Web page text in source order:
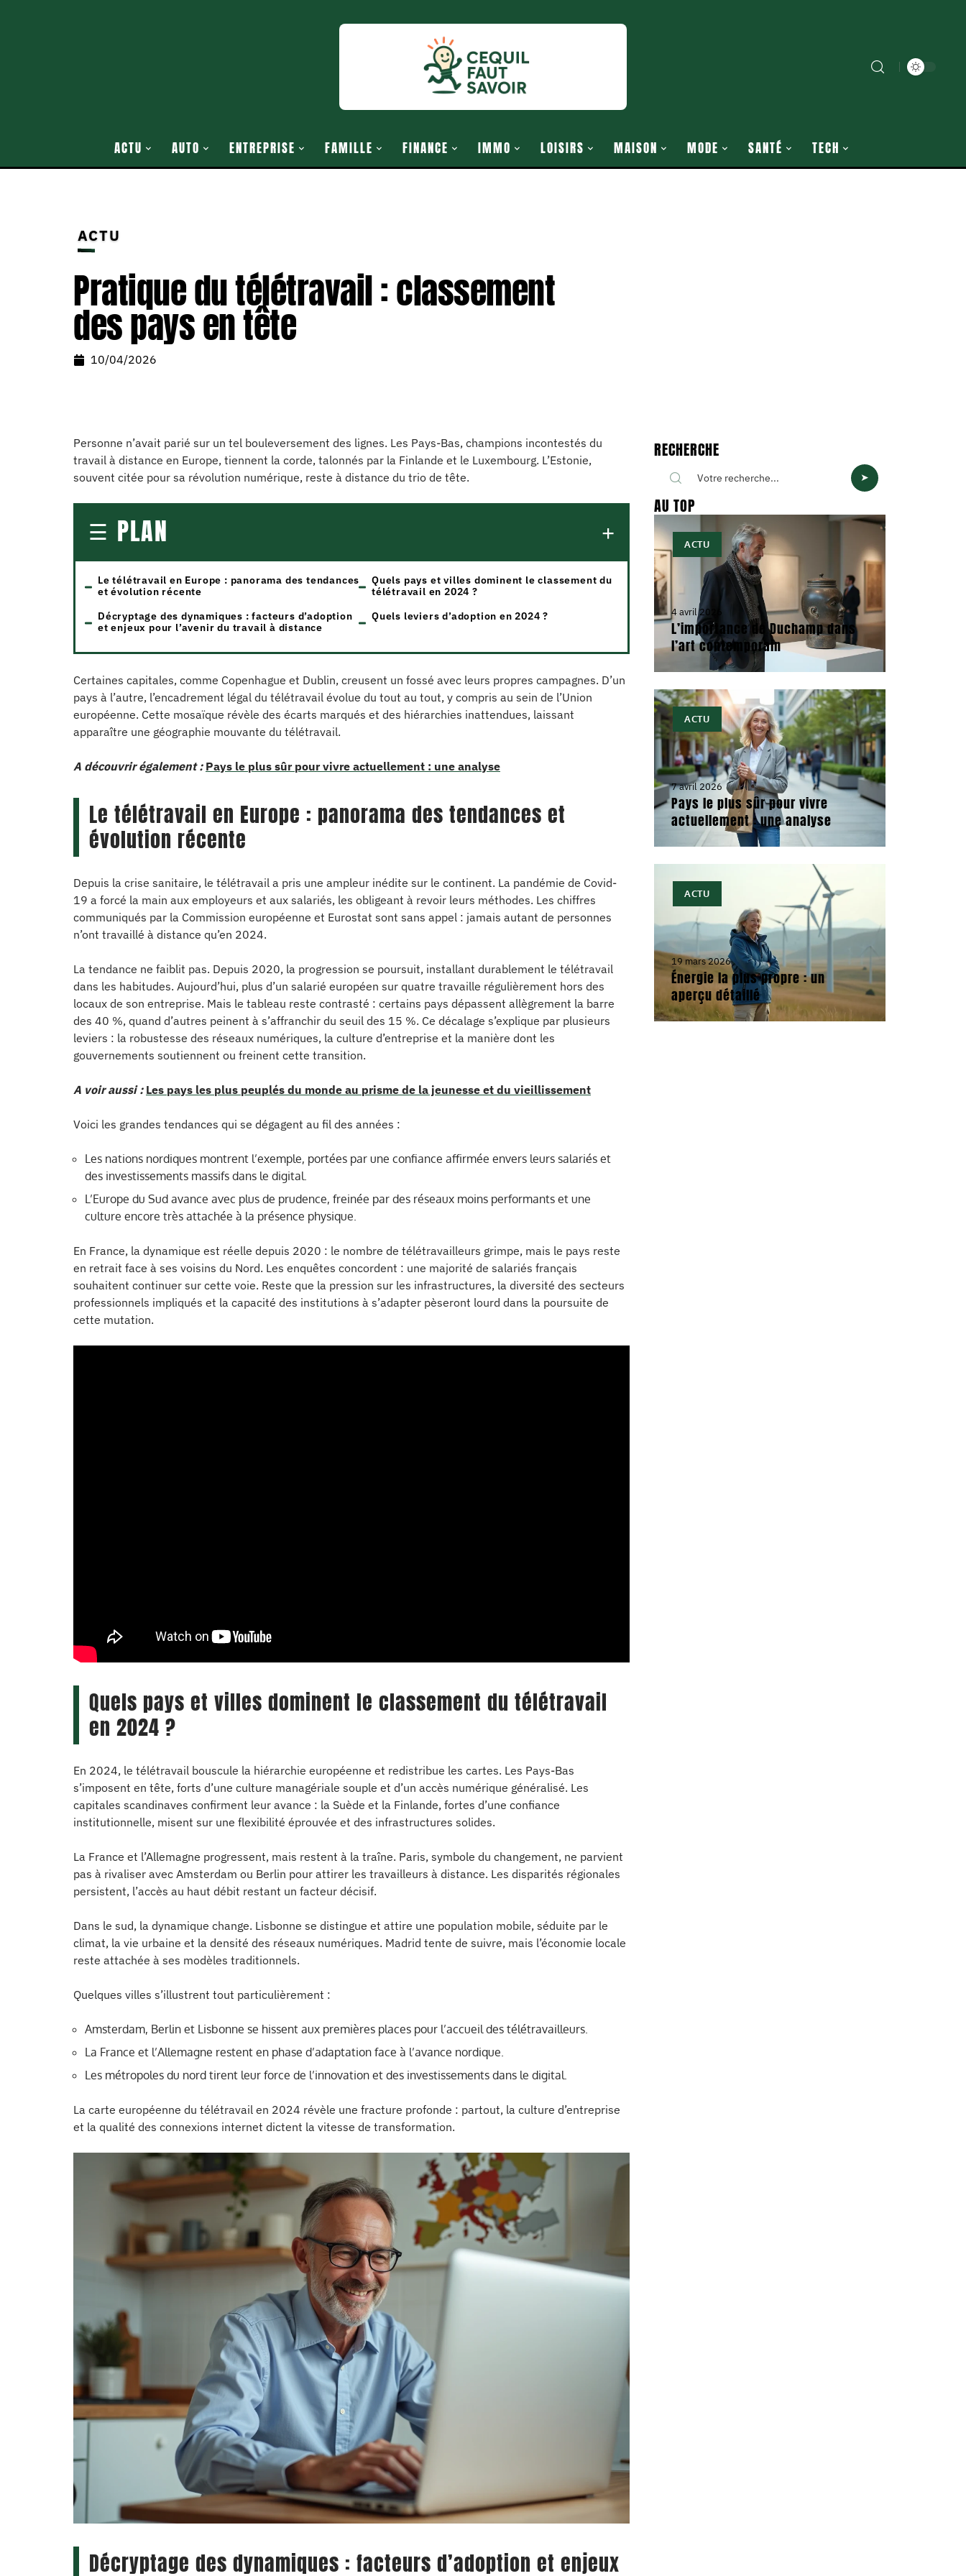
ACTU AUTO ENTREPRISE FAMILLE FINANCE IMMO LOISIRS MAISON MODE SANTÉ TECH
ACTU
Pratique du télétravail : classement
des pays en tête
10/04/2026
Personne n’avait parié sur un tel bouleversement des lignes. Les Pays-Bas, champions incontestés du
travail à distance en Europe, tiennent la corde, talonnés par la Finlande et le Luxembourg. L’Estonie,
souvent citée pour sa révolution numérique, reste à distance du trio de tête.
PLAN
Le télétravail en Europe : panorama des tendances
et évolution récente
Quels pays et villes dominent le classement du
télétravail en 2024 ?
Décryptage des dynamiques : facteurs d’adoption
et enjeux pour l’avenir du travail à distance
Quels leviers d’adoption en 2024 ?
Certaines capitales, comme Copenhague et Dublin, creusent un fossé avec leurs propres campagnes. D’un
pays à l’autre, l’encadrement légal du télétravail évolue du tout au tout, y compris au sein de l’Union
européenne. Cette mosaïque révèle des écarts marqués et des hiérarchies inattendues, laissant
apparaître une géographie mouvante du télétravail.
A découvrir également : Pays le plus sûr pour vivre actuellement : une analyse
Le télétravail en Europe : panorama des tendances et
évolution récente
Depuis la crise sanitaire, le télétravail a pris une ampleur inédite sur le continent. La pandémie de Covid-
19 a forcé la main aux employeurs et aux salariés, les obligeant à revoir leurs méthodes. Les chiffres
communiqués par la Commission européenne et Eurostat sont sans appel : jamais autant de personnes
n’ont travaillé à distance qu’en 2024.
La tendance ne faiblit pas. Depuis 2020, la progression se poursuit, installant durablement le télétravail
dans les habitudes. Aujourd’hui, plus d’un salarié européen sur quatre travaille régulièrement hors des
locaux de son entreprise. Mais le tableau reste contrasté : certains pays dépassent allègrement la barre
des 40 %, quand d’autres peinent à s’affranchir du seuil des 15 %. Ce décalage s’explique par plusieurs
leviers : la robustesse des réseaux numériques, la culture d’entreprise et la manière dont les
gouvernements soutiennent ou freinent cette transition.
A voir aussi : Les pays les plus peuplés du monde au prisme de la jeunesse et du vieillissement
Voici les grandes tendances qui se dégagent au fil des années :
Les nations nordiques montrent l’exemple, portées par une confiance affirmée envers leurs salariés et
des investissements massifs dans le digital.
L’Europe du Sud avance avec plus de prudence, freinée par des réseaux moins performants et une
culture encore très attachée à la présence physique.
En France, la dynamique est réelle depuis 2020 : le nombre de télétravailleurs grimpe, mais le pays reste
en retrait face à ses voisins du Nord. Les enquêtes concordent : une majorité de salariés français
souhaitent continuer sur cette voie. Reste que la pression sur les infrastructures, la diversité des secteurs
professionnels impliqués et la capacité des institutions à s’adapter pèseront lourd dans la poursuite de
cette mutation.
Quels pays et villes dominent le classement du télétravail
en 2024 ?
En 2024, le télétravail bouscule la hiérarchie européenne et redistribue les cartes. Les Pays-Bas
s’imposent en tête, forts d’une culture managériale souple et d’un accès numérique généralisé. Les
capitales scandinaves confirment leur avance : la Suède et la Finlande, fortes d’une confiance
institutionnelle, misent sur une flexibilité éprouvée et des infrastructures solides.
La France et l’Allemagne progressent, mais restent à la traîne. Paris, symbole du changement, ne parvient
pas à rivaliser avec Amsterdam ou Berlin pour attirer les travailleurs à distance. Les disparités régionales
persistent, l’accès au haut débit restant un facteur décisif.
Dans le sud, la dynamique change. Lisbonne se distingue et attire une population mobile, séduite par le
climat, la vie urbaine et la densité des réseaux numériques. Madrid tente de suivre, mais l’économie locale
reste attachée à ses modèles traditionnels.
Quelques villes s’illustrent tout particulièrement :
Amsterdam, Berlin et Lisbonne se hissent aux premières places pour l’accueil des télétravailleurs.
La France et l’Allemagne restent en phase d’adaptation face à l’avance nordique.
Les métropoles du nord tirent leur force de l’innovation et des investissements dans le digital.
La carte européenne du télétravail en 2024 révèle une fracture profonde : partout, la culture d’entreprise
et la qualité des connexions internet dictent la vitesse de transformation.
Décryptage des dynamiques : facteurs d’adoption et enjeux
RECHERCHE
AU TOP
ACTU
4 avril 2026
L’importance de Duchamp dans
l’art contemporain
ACTU
7 avril 2026
Pays le plus sûr pour vivre
actuellement : une analyse
ACTU
19 mars 2026
Énergie la plus propre : un
aperçu détaillé